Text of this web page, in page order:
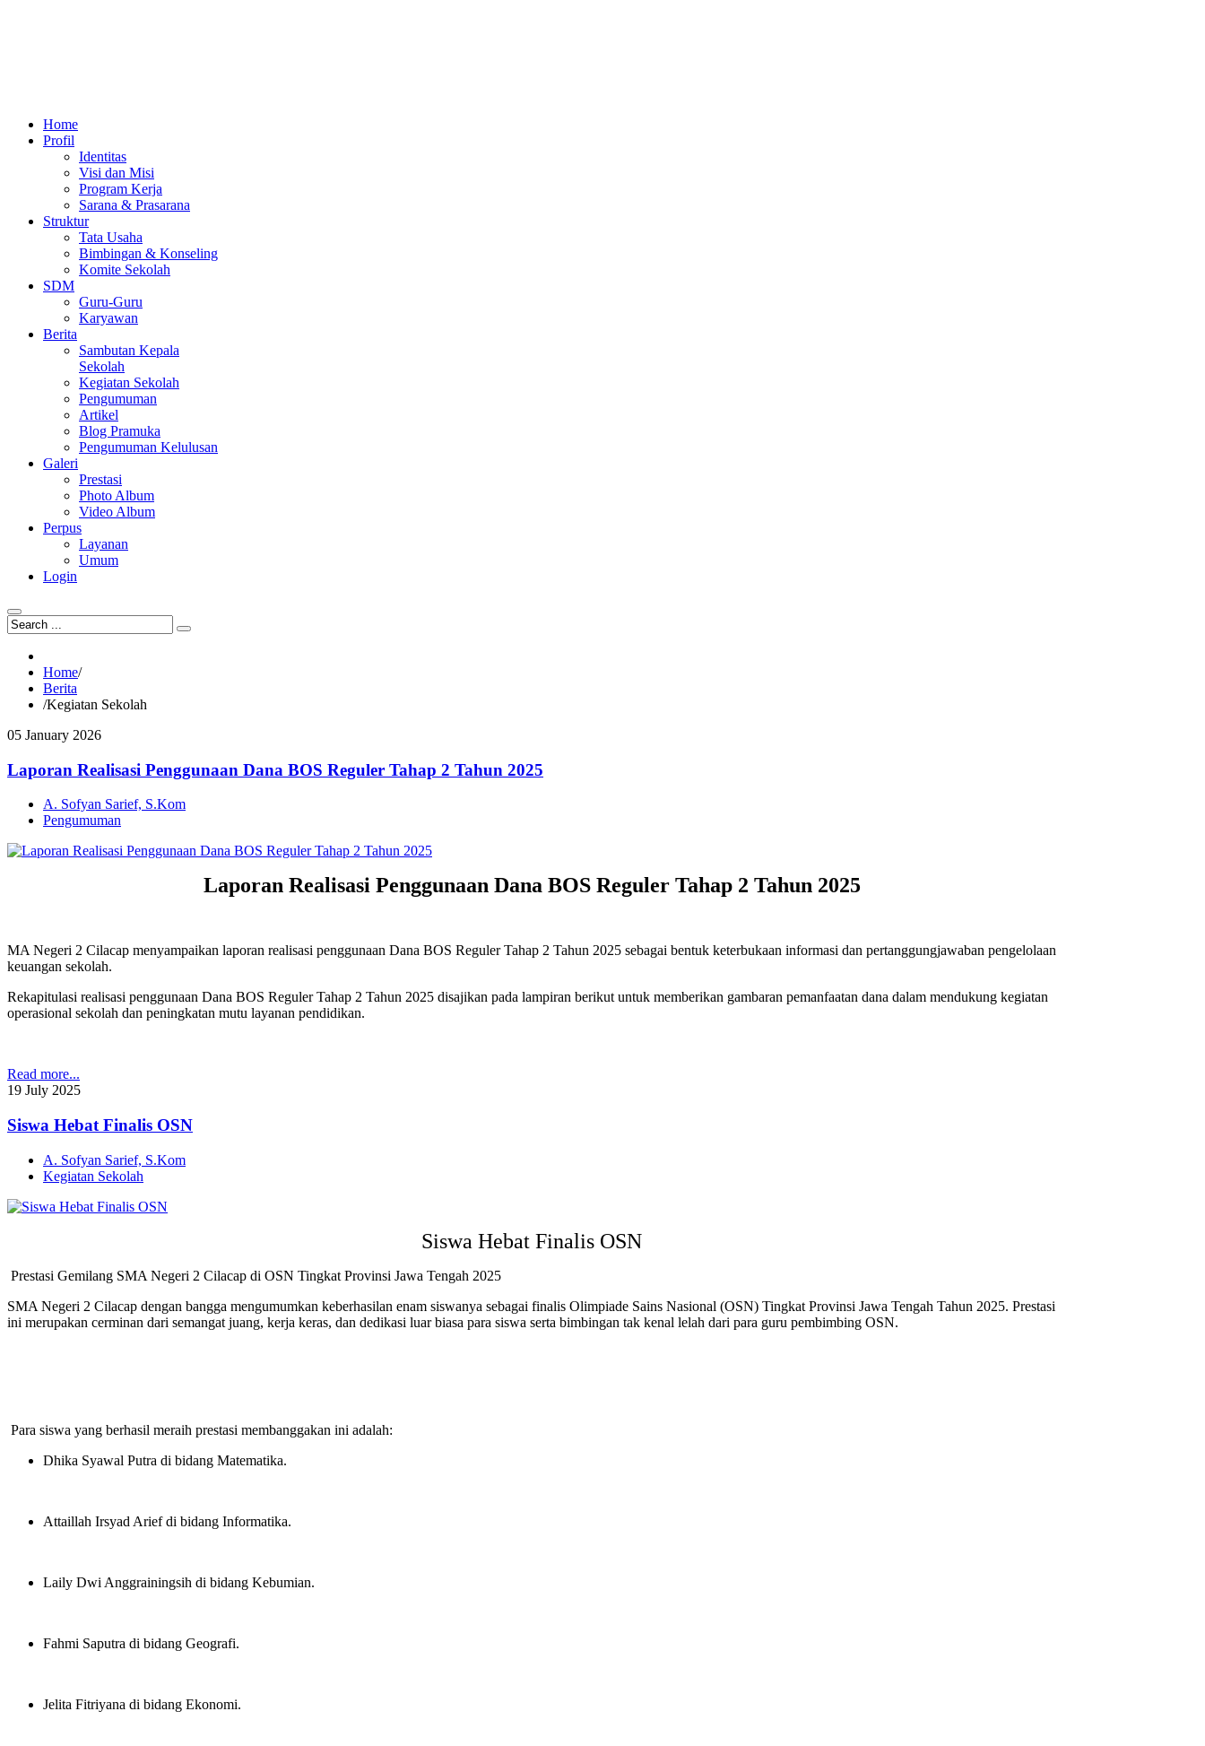
Home
Profil
Identitas
Visi dan Misi
Program Kerja
Sarana & Prasarana
Struktur
Tata Usaha
Bimbingan & Konseling
Komite Sekolah
SDM
Guru-Guru
Karyawan
Berita
Sambutan Kepala
Sekolah
Kegiatan Sekolah
Pengumuman
Artikel
Blog Pramuka
Pengumuman Kelulusan
Galeri
Prestasi
Photo Album
Video Album
Perpus
Layanan
Umum
Login
Home/
Berita
/Kegiatan Sekolah
05 January 2026
Laporan Realisasi Penggunaan Dana BOS Reguler Tahap 2 Tahun 2025
A. Sofyan Sarief, S.Kom
Pengumuman
Laporan Realisasi Penggunaan Dana BOS Reguler Tahap 2 Tahun 2025
MA Negeri 2 Cilacap menyampaikan laporan realisasi penggunaan Dana BOS Reguler Tahap 2 Tahun 2025 sebagai bentuk keterbukaan informasi dan pertanggungjawaban pengelolaan
keuangan sekolah.
Rekapitulasi realisasi penggunaan Dana BOS Reguler Tahap 2 Tahun 2025 disajikan pada lampiran berikut untuk memberikan gambaran pemanfaatan dana dalam mendukung kegiatan
operasional sekolah dan peningkatan mutu layanan pendidikan.
Read more...
19 July 2025
Siswa Hebat Finalis OSN
A. Sofyan Sarief, S.Kom
Kegiatan Sekolah
Siswa Hebat Finalis OSN
Prestasi Gemilang SMA Negeri 2 Cilacap di OSN Tingkat Provinsi Jawa Tengah 2025
SMA Negeri 2 Cilacap dengan bangga mengumumkan keberhasilan enam siswanya sebagai finalis Olimpiade Sains Nasional (OSN) Tingkat Provinsi Jawa Tengah Tahun 2025. Prestasi
ini merupakan cerminan dari semangat juang, kerja keras, dan dedikasi luar biasa para siswa serta bimbingan tak kenal lelah dari para guru pembimbing OSN.
Para siswa yang berhasil meraih prestasi membanggakan ini adalah:
Dhika Syawal Putra di bidang Matematika.
Attaillah Irsyad Arief di bidang Informatika.
Laily Dwi Anggrainingsih di bidang Kebumian.
Fahmi Saputra di bidang Geografi.
Jelita Fitriyana di bidang Ekonomi.